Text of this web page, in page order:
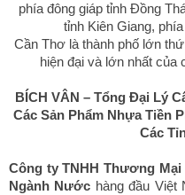
phía đông giáp tỉnh Đồng
tỉnh Kiên Giang,
Cần Thơ là thành phố lớn
hiện đại và lớn nhất của
BÍCH VÂN – Tổng Đại Lý
Các Sản Phẩm Nhựa Tiền
Các
Công ty TNHH Thương Mại
Ngành Nước hàng đầu